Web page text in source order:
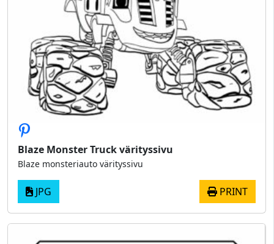
Blaze Monster Truck värityssivu
Blaze monsteriauto värityssivu
JPG PRINT